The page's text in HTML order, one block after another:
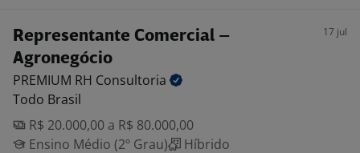
Representante Comercial –
Agronegócio
17 jul
PREMIUM RH Consultoria
Todo Brasil
R$ 20.000,00 a R$ 80.000,00
Ensino Médio (2º Grau)
Híbrido